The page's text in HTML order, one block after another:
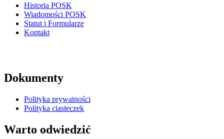
Historia POSK
Wiadomości POSK
Statut i Formularze
Kontakt
Dokumenty
Polityka prywatności
Polityka ciasteczek
Warto odwiedzić